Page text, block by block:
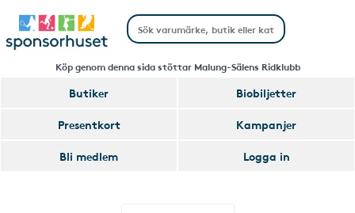
Köp genom denna sida stöttar Malung-Sälens Ridklubb
Butiker
Biobiljetter
Presentkort
Kampanjer
Bli medlem
Logga in